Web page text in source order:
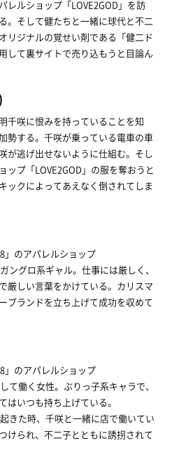
レルショップ「LOVE2GOD」を訪
。そして健たちと一緒に球代と不二
リジナルの覚せい剤である「健二ド
して裏サイトで売り込もうと目論ん
千咲に恨みを持っていることを知
勢する。千咲が乗っている電車の車
が逃げ出せないように仕組む。そし
ップ「LOVE2GOD」の服を奪おうと
ックによってあえなく倒されてしま
」のアパレルショップ
ングロ系ギャル。仕事には厳しく、
厳しい言葉をかけている。カリスマ
ブランドを立ち上げて成功を収めて
」のアパレルショップ
て働く女性。ぶりっ子系キャラで、
いつも持ち上げている。
きた時、千咲と一緒に店で働いてい
けられ、不二子とともに誘拐されて